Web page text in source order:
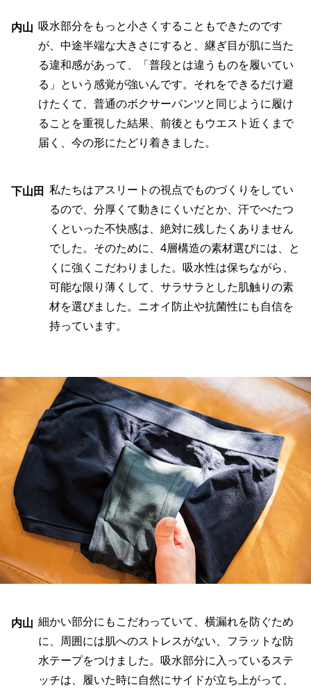
内山 吸水部分をもっと小さくすることもできたのです
が、中途半端な大きさにすると、継ぎ目が肌に当た
る違和感があって、「普段とは違うものを履いてい
る」という感覚が強いんです。それをできるだけ避
けたくて、普通のボクサーパンツと同じように履け
ることを重視した結果、前後ともウエスト近くまで
届く、今の形にたどり着きました。
下山田 私たちはアスリートの視点でものづくりをしてい
るので、分厚くて動きにくいだとか、汗でべたつ
くといった不快感は、絶対に残したくありません
でした。そのために、4層構造の素材選びには、と
くに強くこだわりました。吸水性は保ちながら、
可能な限り薄くして、サラサラとした肌触りの素
材を選びました。ニオイ防止や抗菌性にも自信を
持っています。
内山 細かい部分にもこだわっていて、横漏れを防ぐため
に、周囲には肌へのストレスがない、フラットな防
水テープをつけました。吸水部分に入っているステ
ッチは、履いた時に自然にサイドが立ち上がって、